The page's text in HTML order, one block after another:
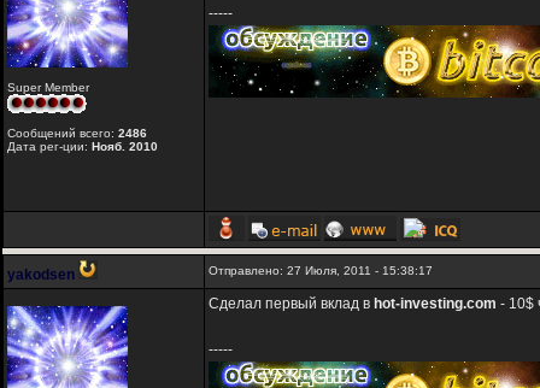
Super Member
Сообщений всего: 2486
Дата рег-ции: Нояб. 2010
-----
yakodsen Отправлено: 27 Июля, 2011 - 15:38:17
Сделал первый вклад в hot-investing.com - 10$
-----